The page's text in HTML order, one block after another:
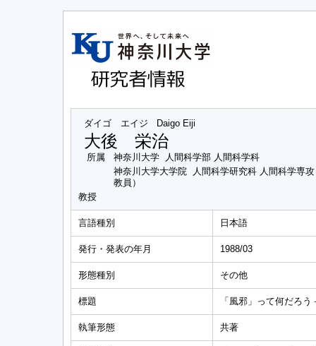
ダイゴ エイジ Daigo Eiji
大後 栄治
所属
神奈川大学 人間科学部 人間科学科
神奈川大学大学院 人間科学研究科 人間科学専
教員）
教授
言語種別 日本語
発行・発表の年月 1988/03
形態種別 その他
標題 「風邪」って何だろ
執筆形態 共著